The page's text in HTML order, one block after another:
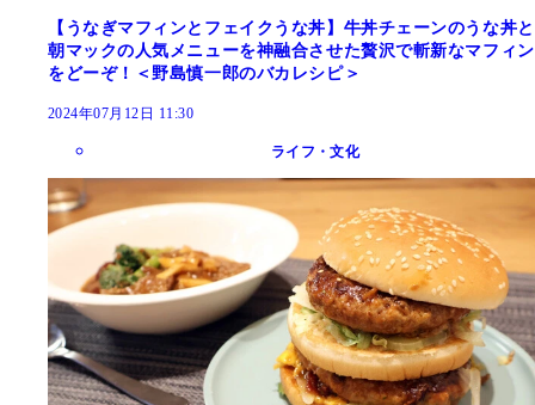
【うなぎマフィンとフェイクうな丼】牛丼チェーンのうな丼と
朝マックの人気メニューを神融合させた贅沢で斬新なマフィン
をどーぞ！＜野島慎一郎のバカレシピ＞
2024年07月12日 11:30
ライフ・文化